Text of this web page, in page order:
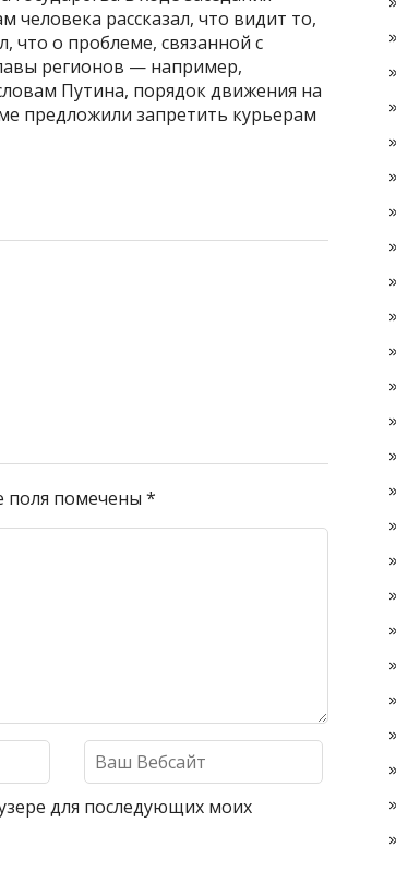
рассказал, что видит то,
что о проблеме, связанной с
регионов — например,
Путина, порядок движения на
предложили запретить курьерам
поля помечены *
для последующих моих